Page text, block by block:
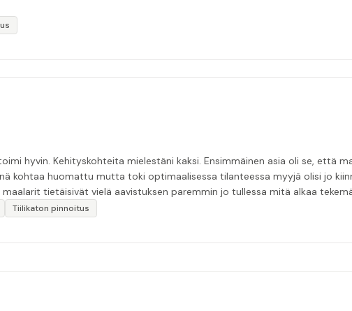
hyvin. Kehityskohteita mielestäni kaksi. Ensimmäinen asia oli se, että
kohtaa huomattu mutta toki optimaalisessa tilanteessa myyjä olisi jo
tietäisivät vielä aavistuksen paremmin jo tullessa mitä alkaa
käytän”
Tiilikaton pinnoitus